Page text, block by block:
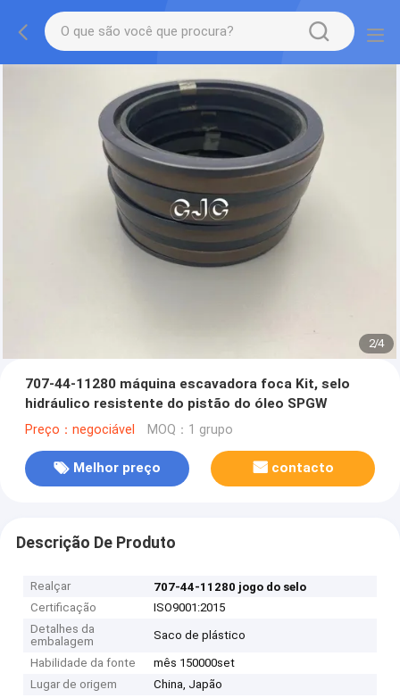
2/4
707-44-11280 máquina escavadora foca Kit, selo
hidráulico resistente do pistão do óleo SPGW
Preço：negociável MOQ：1 grupo
Melhor preço contacto
Descrição De Produto
Realçar
707-44-11280 jogo do selo
Certificação
ISO9001:2015
Detalhes da
embalagem
Saco de plástico
Habilidade da fonte
mês 150000set
Lugar de origem
China, Japão